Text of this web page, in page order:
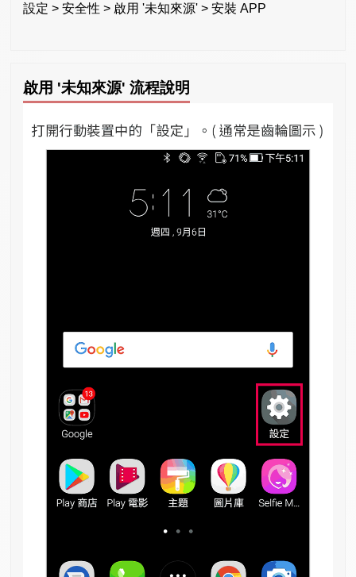
設定 > 安全性 > 啟用 '未知來源' > 安裝 APP
啟用 '未知來源' 流程說明